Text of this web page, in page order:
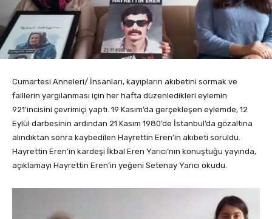
Cumartesi Anneleri/ İnsanları, kayıpların akıbetini sormak ve
faillerin yargılanması için her hafta düzenledikleri eylemin
921’incisini çevrimiçi yaptı. 19 Kasım’da gerçekleşen eylemde, 12
Eylül darbesinin ardından 21 Kasım 1980’de İstanbul’da gözaltına
alındıktan sonra kaybedilen Hayrettin Eren’in akıbeti soruldu.
Hayrettin Eren’in kardeşi İkbal Eren Yarıcı’nın konuştuğu yayında,
açıklamayı Hayrettin Eren’in yeğeni Setenay Yarıcı okudu.